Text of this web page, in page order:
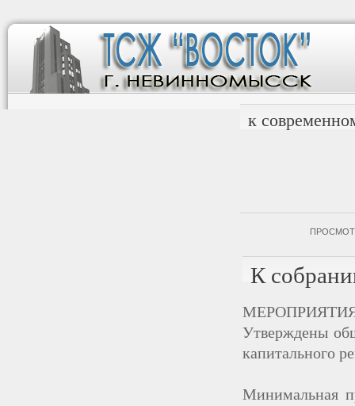
к
К
Утверждены
капитального
Минимальная